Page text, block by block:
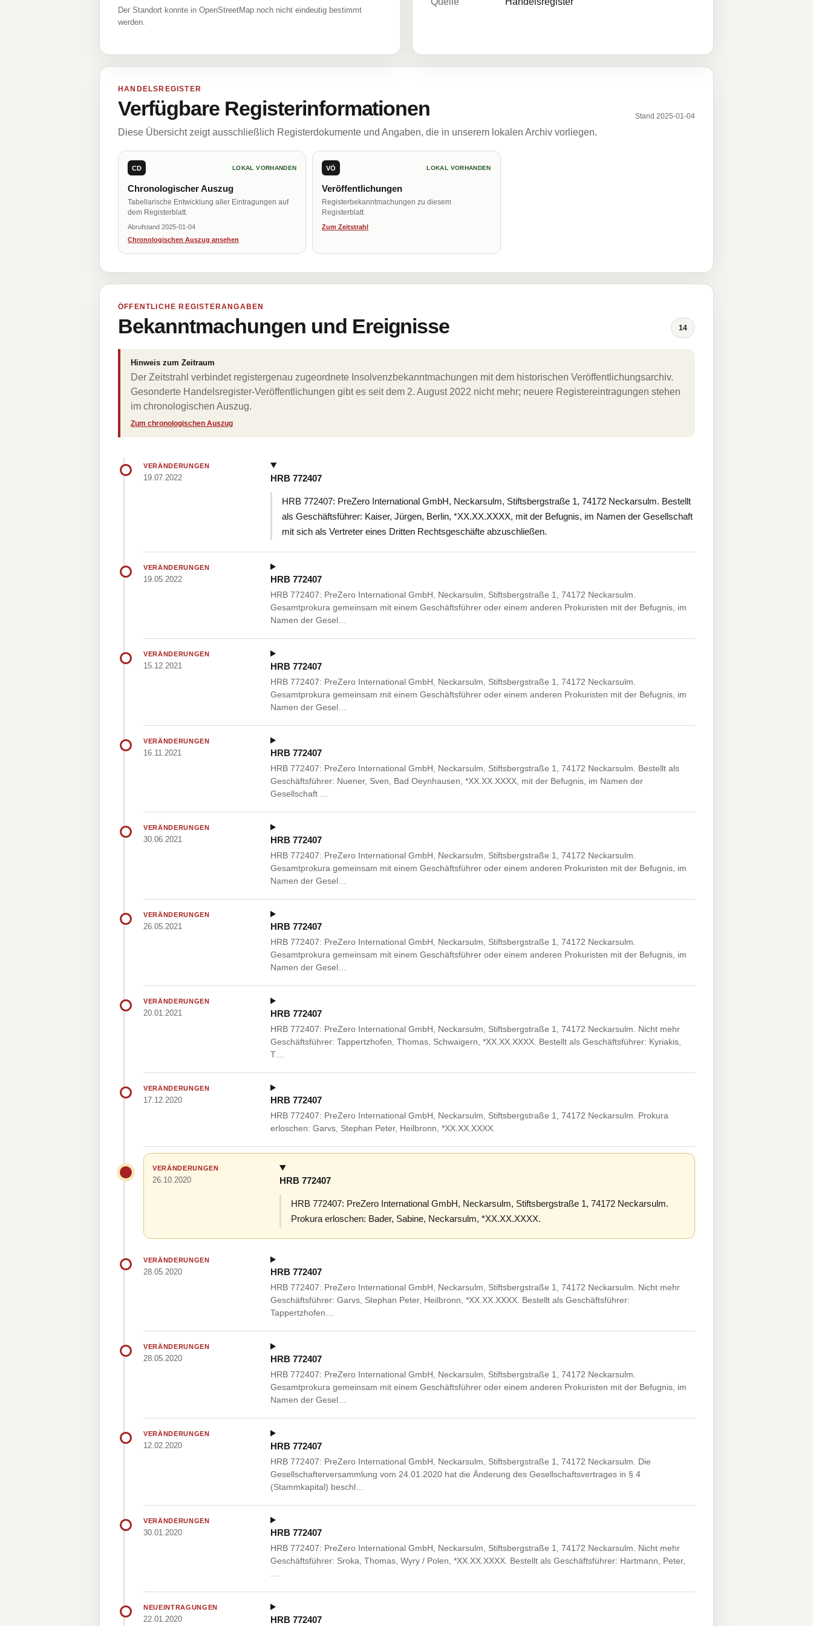
Der Standort konnte in OpenStreetMap noch nicht eindeutig bestimmt
werden.
HANDELSREGISTER
Verfügbare Registerinformationen Stand 2025-01-04
Diese Übersicht zeigt ausschließlich Registerdokumente und Angaben, die in unserem lokalen Archiv vorliegen.
CD LOKAL VORHANDEN
Chronologischer Auszug
Tabellarische Entwicklung aller Eintragungen auf
dem Registerblatt.
Abrufstand 2025-01-04
Chronologischen Auszug ansehen
VÖ LOKAL VORHANDEN
Veröffentlichungen
Registerbekanntmachungen zu diesem
Registerblatt.
Zum Zeitstrahl
ÖFFENTLICHE REGISTERANGABEN
Bekanntmachungen und Ereignisse 14
Hinweis zum Zeitraum
Der Zeitstrahl verbindet registergenau zugeordnete Insolvenzbekanntmachungen mit dem historischen Veröffentlichungsarchiv.
Gesonderte Handelsregister-Veröffentlichungen gibt es seit dem 2. August 2022 nicht mehr; neuere Registereintragungen stehen
im chronologischen Auszug.
Zum chronologischen Auszug
VERÄNDERUNGEN
19.07.2022 HRB 772407
HRB 772407: PreZero International GmbH, Neckarsulm, Stiftsbergstraße 1, 74172 Neckarsulm. Bestellt
als Geschäftsführer: Kaiser, Jürgen, Berlin, *XX.XX.XXXX, mit der Befugnis, im Namen der Gesellschaft
mit sich als Vertreter eines Dritten Rechtsgeschäfte abzuschließen.
VERÄNDERUNGEN
19.05.2022 HRB 772407
HRB 772407: PreZero International GmbH, Neckarsulm, Stiftsbergstraße 1, 74172 Neckarsulm.
Gesamtprokura gemeinsam mit einem Geschäftsführer oder einem anderen Prokuristen mit der Befugnis, im
Namen der Gesel…
VERÄNDERUNGEN
15.12.2021 HRB 772407
HRB 772407: PreZero International GmbH, Neckarsulm, Stiftsbergstraße 1, 74172 Neckarsulm.
Gesamtprokura gemeinsam mit einem Geschäftsführer oder einem anderen Prokuristen mit der Befugnis, im
Namen der Gesel…
VERÄNDERUNGEN
16.11.2021 HRB 772407
HRB 772407: PreZero International GmbH, Neckarsulm, Stiftsbergstraße 1, 74172 Neckarsulm. Bestellt als
Geschäftsführer: Nuener, Sven, Bad Oeynhausen, *XX.XX.XXXX, mit der Befugnis, im Namen der
Gesellschaft …
VERÄNDERUNGEN
30.06.2021 HRB 772407
HRB 772407: PreZero International GmbH, Neckarsulm, Stiftsbergstraße 1, 74172 Neckarsulm.
Gesamtprokura gemeinsam mit einem Geschäftsführer oder einem anderen Prokuristen mit der Befugnis, im
Namen der Gesel…
VERÄNDERUNGEN
26.05.2021 HRB 772407
HRB 772407: PreZero International GmbH, Neckarsulm, Stiftsbergstraße 1, 74172 Neckarsulm.
Gesamtprokura gemeinsam mit einem Geschäftsführer oder einem anderen Prokuristen mit der Befugnis, im
Namen der Gesel…
VERÄNDERUNGEN
20.01.2021 HRB 772407
HRB 772407: PreZero International GmbH, Neckarsulm, Stiftsbergstraße 1, 74172 Neckarsulm. Nicht mehr
Geschäftsführer: Tappertzhofen, Thomas, Schwaigern, *XX.XX.XXXX. Bestellt als Geschäftsführer: Kyriakis,
T…
VERÄNDERUNGEN
17.12.2020 HRB 772407
HRB 772407: PreZero International GmbH, Neckarsulm, Stiftsbergstraße 1, 74172 Neckarsulm. Prokura
erloschen: Garvs, Stephan Peter, Heilbronn, *XX.XX.XXXX.
VERÄNDERUNGEN
26.10.2020 HRB 772407
HRB 772407: PreZero International GmbH, Neckarsulm, Stiftsbergstraße 1, 74172 Neckarsulm.
Prokura erloschen: Bader, Sabine, Neckarsulm, *XX.XX.XXXX.
VERÄNDERUNGEN
28.05.2020 HRB 772407
HRB 772407: PreZero International GmbH, Neckarsulm, Stiftsbergstraße 1, 74172 Neckarsulm. Nicht mehr
Geschäftsführer: Garvs, Stephan Peter, Heilbronn, *XX.XX.XXXX. Bestellt als Geschäftsführer:
Tappertzhofen…
VERÄNDERUNGEN
28.05.2020 HRB 772407
HRB 772407: PreZero International GmbH, Neckarsulm, Stiftsbergstraße 1, 74172 Neckarsulm.
Gesamtprokura gemeinsam mit einem Geschäftsführer oder einem anderen Prokuristen mit der Befugnis, im
Namen der Gesel…
VERÄNDERUNGEN
12.02.2020 HRB 772407
HRB 772407: PreZero International GmbH, Neckarsulm, Stiftsbergstraße 1, 74172 Neckarsulm. Die
Gesellschafterversammlung vom 24.01.2020 hat die Änderung des Gesellschaftsvertrages in § 4
(Stammkapital) beschl…
VERÄNDERUNGEN
30.01.2020 HRB 772407
HRB 772407: PreZero International GmbH, Neckarsulm, Stiftsbergstraße 1, 74172 Neckarsulm. Nicht mehr
Geschäftsführer: Sroka, Thomas, Wyry / Polen, *XX.XX.XXXX. Bestellt als Geschäftsführer: Hartmann, Peter,
NEUEINTRAGUNGEN
22.01.2020 HRB 772407